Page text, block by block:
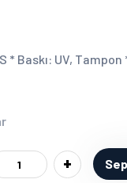
* Baskı: UV,
+